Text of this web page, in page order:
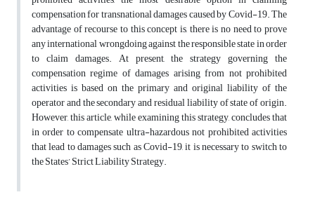
compensation for transnational damages caused by Covid-19. The
advantage of recourse to this concept is, there is no need to prove
any international wrongdoing against the responsible state in order
to claim damages. At present, the strategy governing the
compensation regime of damages arising from not prohibited
activities is based on the primary and original liability of the
operator and the secondary and residual liability of state of origin.
However, this article, while examining this strategy, concludes that
in order to compensate ultra-hazardous not prohibited activities
that lead to damages such as Covid-19, it is necessary to switch to
the States’ Strict Liability Strategy.